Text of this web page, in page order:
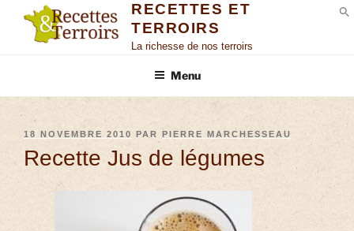
RECETTES ET
TERROIRS
La richesse de nos terroirs
Menu
18 NOVEMBRE 2010 PAR PIERRE MARCHESSEAU
Recette Jus de légumes